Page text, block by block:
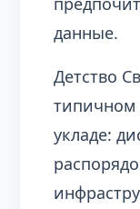
данные.
Детство
типичном
укладе: